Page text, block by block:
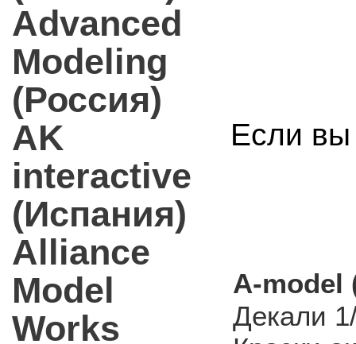
Advanced
Modeling
(Россия)
AK
interactive
(Испания)
Alliance
Model
Works
Если вы
A-model
Декали